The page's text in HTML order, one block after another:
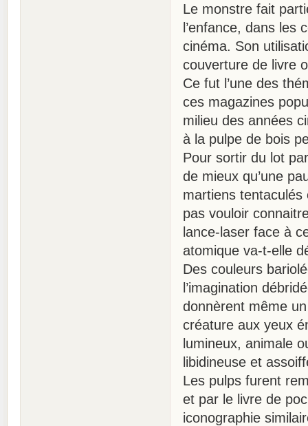
Le monstre fait
l’enfance, dans les
cinéma. Son
couverture de livre
Ce fut l’une des
ces magazines
milieu des années
à la pulpe de bois
Pour sortir du lot
de mieux qu’une
martiens tentaculés
pas vouloir
lance-laser face à
atomique va-t-elle
Des couleurs
l’imagination
donnèrent même
créature aux yeux
lumineux, animale
libidineuse et
Les pulps furent
et par le livre de
iconographie